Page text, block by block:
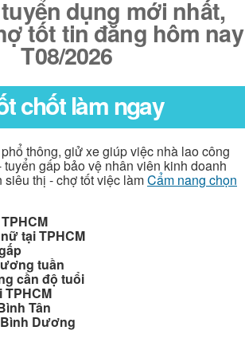
dụng mới nhất,
tốt tin đăng hôm nay
T08/2026
chốt làm ngay
thông, giử xe giúp việc nhà lao công
gấp bảo vệ nhân viên kinh doanh
thị - chợ tốt việc làmCẩm nang chọn
tại TPHCM
tuần
cần độ tuổi
Tân
Dương